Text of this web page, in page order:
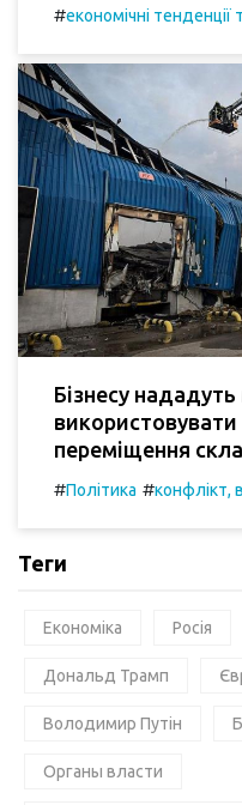
#економічні тенденції
Бізнесу
переміщення
#Політика #конфлікт,
Теги
Економіка Росія
Дональд Трамп
Володимир Путін
Органы власти